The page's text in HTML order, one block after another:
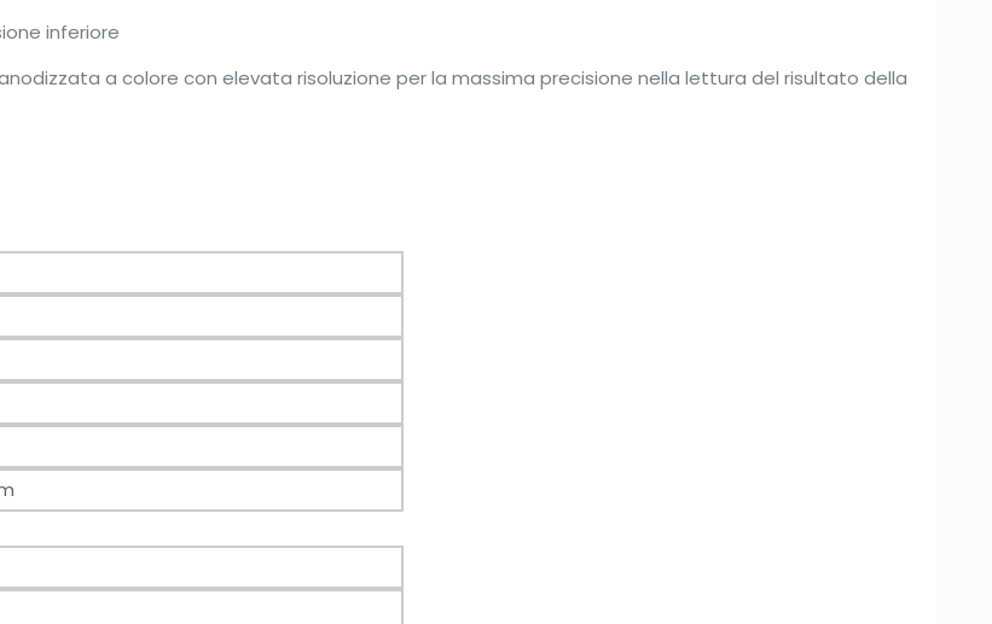
inferiore
a colore con elevata risoluzione per la massima precisione nella lettura del risultato della